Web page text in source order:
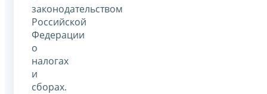
законодательством
Российской
Федерации
о
налогах
и
сборах.